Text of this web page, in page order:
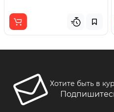
Хотите быть в